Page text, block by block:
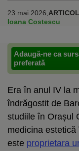
23 mai 2026,
Ioana Costescu
Adaugă-ne ca
preferată
Era în anul IV la
îndrăgostit de
studiile în Orașul
medicina
este proprietara